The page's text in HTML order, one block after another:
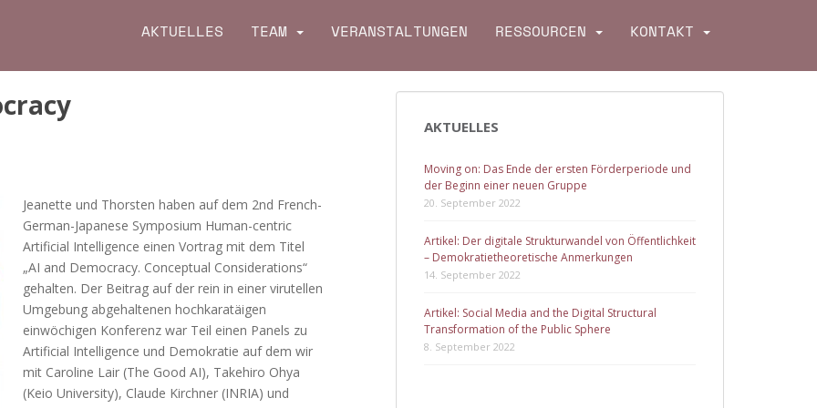
AKTUELLES TEAM VERANSTALTUNGEN RESSOURCEN KONTAKT
Jeanette und Thorsten haben auf dem 2nd French-
German-Japanese Symposium Human-centric
Artificial Intelligence einen Vortrag mit dem Titel
„AI and Democracy. Conceptual Considerations“
gehalten. Der Beitrag auf der rein in einer virutellen
Umgebung abgehaltenen hochkaratäigen
einwöchigen Konferenz war Teil einen Panels zu
Artificial Intelligence und Demokratie auf dem wir
mit Caroline Lair (The Good AI), Takehiro Ohya
(Keio University), Claude Kirchner (INRIA) und
AKTUELLES
Moving on: Das Ende der ersten Förderperiode und
der Beginn einer neuen Gruppe
20. September 2022
Artikel: Der digitale Strukturwandel von Öffentlichkeit
– Demokratietheoretische Anmerkungen
14. September 2022
Artikel: Social Media and the Digital Structural
Transformation of the Public Sphere
8. September 2022